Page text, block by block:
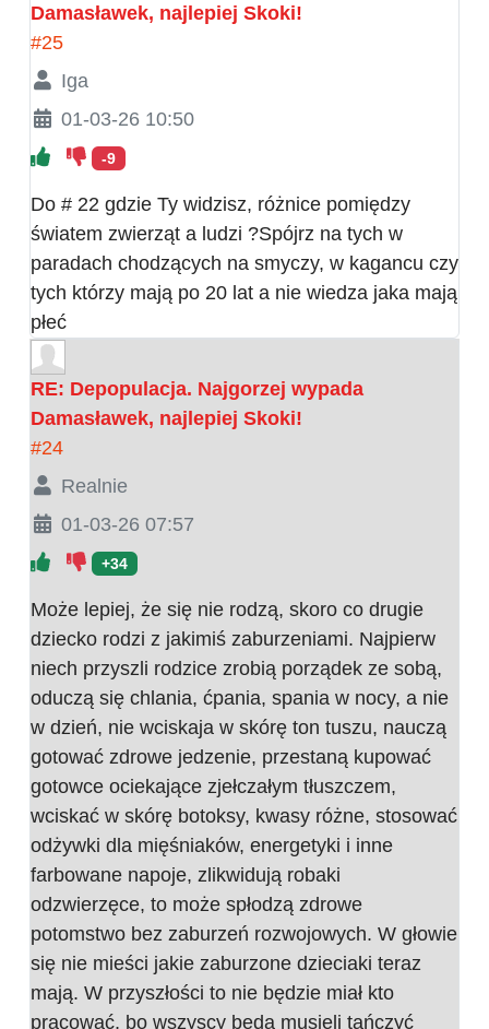
Damasławek, najlepiej Skoki!
#25
Iga
01-03-26 10:50
-9
Do # 22 gdzie Ty widzisz, różnice pomiędzy
światem zwierząt a ludzi ?Spójrz na tych w
paradach chodzących na smyczy, w kagancu czy
tych którzy mają po 20 lat a nie wiedza jaka mają
płeć
RE: Depopulacja. Najgorzej wypada
Damasławek, najlepiej Skoki!
#24
Realnie
01-03-26 07:57
+34
Może lepiej, że się nie rodzą, skoro co drugie
dziecko rodzi z jakimiś zaburzeniami. Najpierw
niech przyszli rodzice zrobią porządek ze sobą,
oduczą się chlania, ćpania, spania w nocy, a nie
w dzień, nie wciskaja w skórę ton tuszu, nauczą
gotować zdrowe jedzenie, przestaną kupować
gotowce ociekające zjełczałym tłuszczem,
wciskać w skórę botoksy, kwasy różne, stosować
odżywki dla mięśniaków, energetyki i inne
farbowane napoje, zlikwidują robaki
odzwierzęce, to może spłodzą zdrowe
potomstwo bez zaburzeń rozwojowych. W głowie
się nie mieści jakie zaburzone dzieciaki teraz
mają. W przyszłości to nie będzie miał kto
pracować, bo wszyscy będą musieli tańczyć